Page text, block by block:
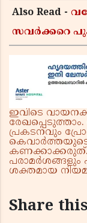
Also Read -
സവർക്കറെ
വിജയൻ
ഇവിടെ
പ്രകടനവും
കെവാർത്തയുടെ
കണക്കാക്കരുത്.
പരാമർശങ്ങളും
ശക്തമായ
Share